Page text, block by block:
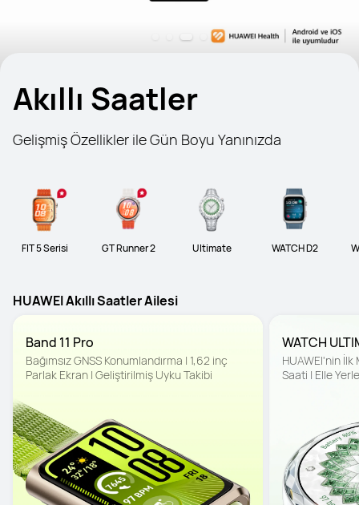
Akıllı Saatler
Gelişmiş Özellikler ile Gün Boyu Yanınızda
FIT 5 Serisi GT Runner 2 Ultimate WATCH D2
HUAWEI Akıllı Saatler Ailesi
Band 11 Pro
Bağımsız GNSS Konumlandırma | 1,62 inç
Parlak Ekran | Geliştirilmiş Uyku Takibi
WATCH
HUAWEI'nin İlk
Saati | Elle